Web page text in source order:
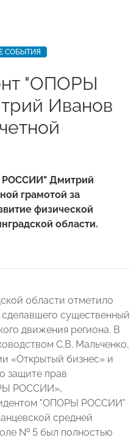
СОБЫТИЯ
"ОПОРЫ
Иванов
Дмитрий
грамотой за
физической
области.
области отметило
существенный
движения региона. В
С.В. Мальченко,
«Открытый бизнес» и
защите прав
РОССИИ»,
"ОПОРЫ РОССИИ"
средней
№ 5 был полностью